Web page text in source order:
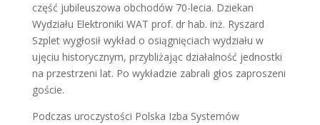
część jubileuszowa obchodów 70-lecia. Dziekan
Wydziału Elektroniki WAT prof. dr hab. inż. Ryszard
Szplet wygłosił wykład o osiągnięciach wydziału w
ujęciu historycznym, przybliżając działalność jednostki
na przestrzeni lat. Po wykładzie zabrali głos zaproszeni
goście.
Podczas uroczystości Polska Izba Systemów